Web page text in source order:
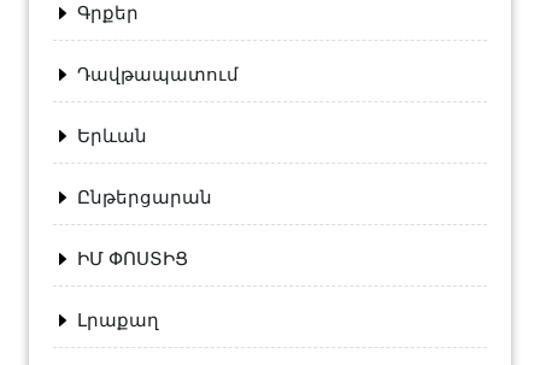
Գրքեր
Դավթապատում
Երևան
Ընթերցարան
ԻՄ ՓՈՍՏԻՑ
Լրաքաղ